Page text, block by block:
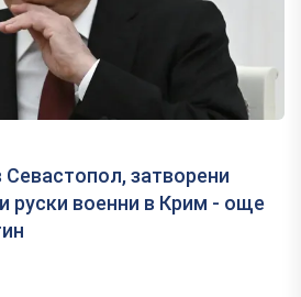
затворени
руски военни в Крим - още